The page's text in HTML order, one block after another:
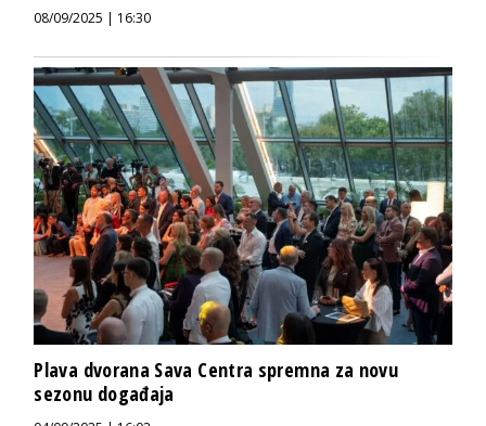
08/09/2025 | 16:30
Plava dvorana Sava Centra spremna za novu
sezonu događaja